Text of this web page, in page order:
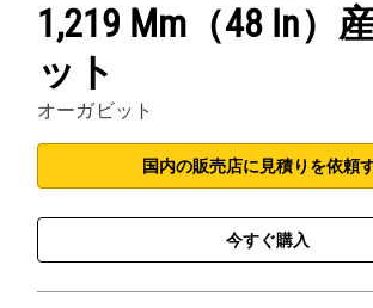
1,219 Mm（48 In）
ット
オーガビット
国内の販売店に見積りを依頼
今すぐ購入